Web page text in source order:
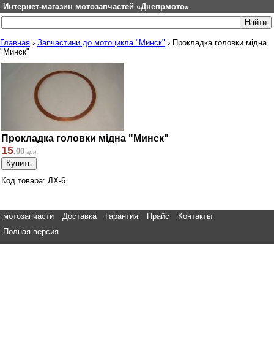
Интернет-магазин мотозапчастей «Днепрмото»
Главная › Запчастини до мотоцикла "Минск" › Прокладка головки мідна
"Минск"
Прокладка головки мідна "Минск"
15,00 грн.
Код товара: ЛХ-6
мотозапчасти Доставка Гарантия Прайс
Контакты
Полная версия